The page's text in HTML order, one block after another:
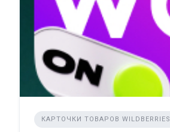
КАРТОЧКИ ТОВАРОВ WILDBERRIES